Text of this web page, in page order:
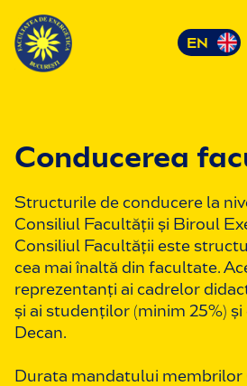
Conducerea
Structurile de conducere la
Consiliul Facultății și Biroul
Consiliul Facultății este
cea mai înaltă din facultate.
reprezentanți ai cadrelor
și ai studenților (minim 25%)
Decan.
Durata mandatului membrilor